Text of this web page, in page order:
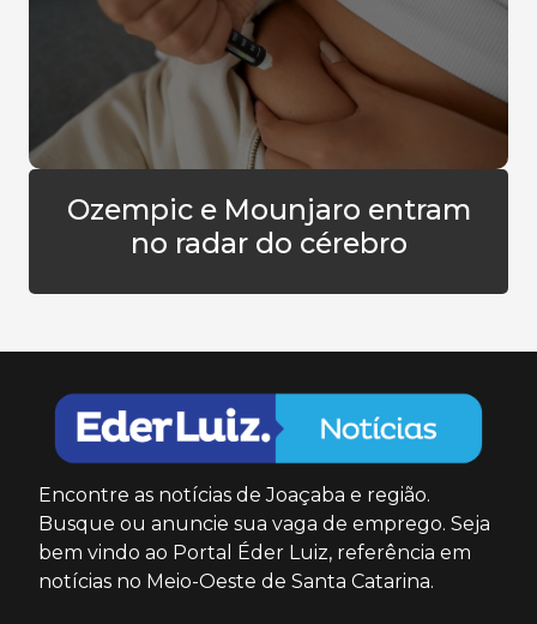
Ozempic e Mounjaro entram
no radar do cérebro
Encontre as notícias de Joaçaba e região.
Busque ou anuncie sua vaga de emprego. Seja
bem vindo ao Portal Éder Luiz, referência em
notícias no Meio-Oeste de Santa Catarina.